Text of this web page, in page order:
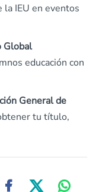
la IEU en eventos
Global
educación con
General de
tu título,